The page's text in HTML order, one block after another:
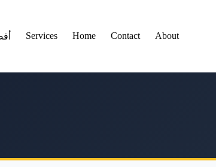
About
Contact
Home
Services